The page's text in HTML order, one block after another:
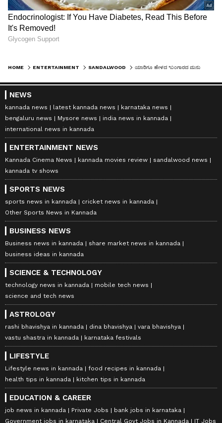
HOME ENTERTAINMENT SANDALWOOD
NEWS
kannada news latest kannada news
karnataka news
bengaluru news
Mysore news
india news in kannada
international news in kannada
ENTERTAINMENT NEWS
Kannada Cinema News kannada movies review
sandalwood news
kannada tv shows
SPORTS NEWS
sports news in kannada
cricket news in kannada
Other Sports News in Kannada
BUSINESS NEWS
Business news in kannada
share market news in kannada
business ideas in kannada
SCIENCE & TECHNOLOGY
technology news in kannada
mobile tech news
science and tech news
ASTROLOGY
rashi bhavishya in kannada dina bhavishya
vara bhavishya
vastu shastra in kannada
karnataka festivals
LIFESTYLE
Lifestyle news in kannada
food recipes in kannada
health tips in kannada
kitchen tips in kannada
EDUCATION & CAREER
job news in kannada Private Jobs
bank jobs in karnataka
Government jobs in karnataka
Central Govt Jobs in Kannada IT Jobs